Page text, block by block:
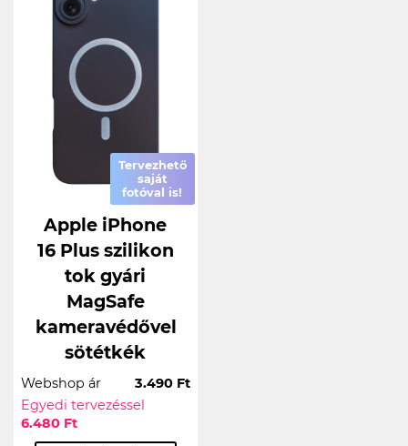
Tervezhető
saját
fotóval is!
Apple iPhone
16 Plus szilikon
tok gyári
MagSafe
kameravédővel
sötétkék
Webshop ár
3.490 Ft
Egyedi tervezéssel
6.480 Ft